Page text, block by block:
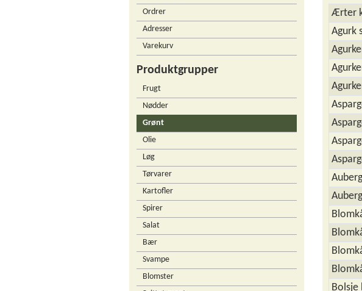
Ordrer
Adresser
Varekurv
Produktgrupper
Frugt
Nødder
Grønt
Olie
Løg
Tørvarer
Kartofler
Spirer
Salat
Bær
Svampe
Blomster
Ærter
Agurk
Bolsje